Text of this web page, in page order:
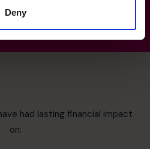
Deny
had lasting financial impact
on: